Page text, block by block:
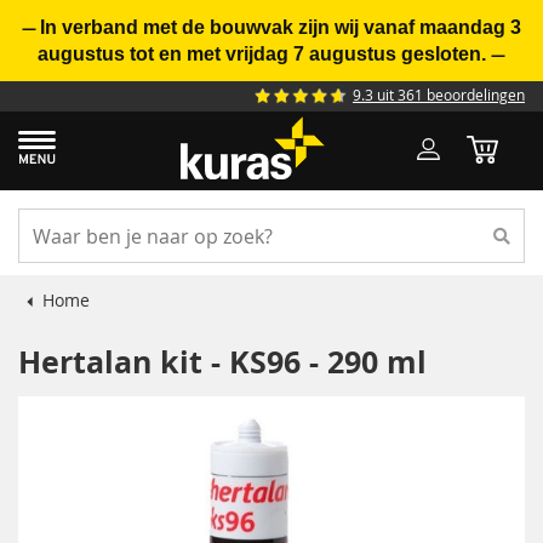
— In verband met de bouwvak zijn wij vanaf maandag 3
augustus tot en met vrijdag 7 augustus gesloten. —
9.3 uit 361 beoordelingen
Home
Hertalan kit - KS96 - 290 ml